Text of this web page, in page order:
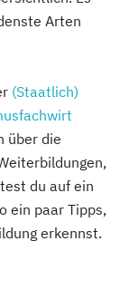
Arten
(Staatlich)
über die
du auf ein
ein paar Tipps,
erkennst.